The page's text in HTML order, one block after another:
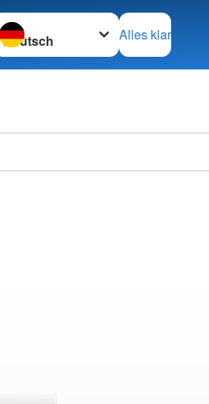
wechseln zu
Alles klar